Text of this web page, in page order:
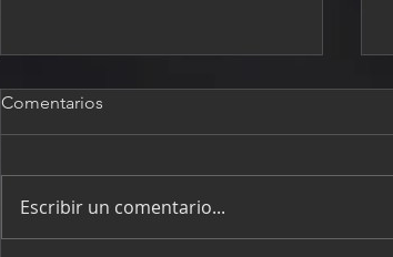
Comentarios
Escribir un comentario...